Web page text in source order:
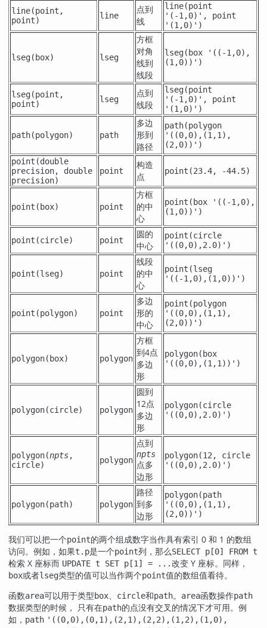
line(point ,
point) line
点到
线
line(point
'(-1,0)', point
'(1,0)')
lseg(box) lseg
方框
对角
线到
线段
lseg(box '((-1,0),
(1,0))')
lseg(point ,
point) lseg
点到
线段
lseg(point
'(-1,0)', point
'(1,0)')
path(polygon) path
多边
形到
路径
path(polygon
'((0,0),(1,1),
(2,0))')
point (double
precision, double
precision)
point
构造
点
point(23.4, -44.5)
point(box) point
方框
的中
心
point(box '((-1,0),
(1,0))')
point(circle) point
圆的
中心
point(circle
'((0,0),2.0)')
point(lseg) point
线段
的中
心
point(lseg
'((-1,0),(1,0))')
point(polygon) point
多边
形的
中心
point(polygon
'((0,0),(1,1),
(2,0))')
polygon(box) polygon
方框
到4点
多边
形
polygon(box
'((0,0),(1,1))')
polygon(circle) polygon
圆到
12点
多边
形
polygon(circle
'((0,0),2.0)')
polygon(npts,
circle) polygon
点到
npts
点多
边形
polygon(12, circle
'((0,0),2.0)')
polygon(path) polygon
路径
到多
边形
polygon(path
'((0,0),(1,1),
(2,0))')
我们可以把一个point的两个组成数字当作具有索引 0 和 1 的数组
访问。例如，如果t.p是一个point列，那么SELECT p[0] FROM t
检索 X 座标而 UPDATE t SET p[1] = ...改变 Y 座标。同样，
box或者lseg类型的值可以当作两个point值的数组值看待。
函数area可以用于类型box circle和path。 area函数操作path
数据类型的时候， 只有在path的点没有交叉的情况下才可用。例
如， path '((0,0),(0,1),(2,1),(2,2),(1,2),(1,0),